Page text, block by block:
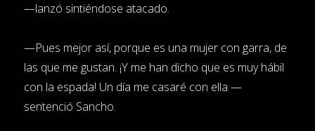
—lanzó sintiéndose atacado.
—Pues mejor así, porque es una mujer con garra, de
las que me gustan. ¡Y me han dicho que es muy hábil
con la espada! Un día me casaré con ella —
sentenció Sancho.